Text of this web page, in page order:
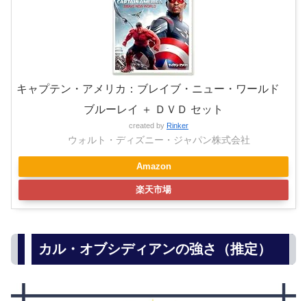
キャプテン・アメリカ：ブレイブ・ニュー・ワールド
ブルーレイ ＋ ＤＶＤ セット
created by Rinker
ウォルト・ディズニー・ジャパン株式会社
Amazon
楽天市場
カル・オブシディアンの強さ（推定）